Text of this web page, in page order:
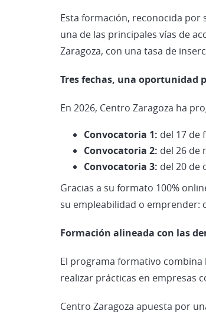
Esta formación, reconocida por
una de las principales vías de
Zaragoza, con una tasa de
Tres fechas, una oportunidad
En 2026, Centro Zaragoza ha
Convocatoria 1: del 17 de
Convocatoria 2: del 26 de
Convocatoria 3: del 20 de
Gracias a su formato 100%
su empleabilidad o emprender:
Formación alineada con las
El programa formativo combina
realizar prácticas en empresas
Centro Zaragoza apuesta por